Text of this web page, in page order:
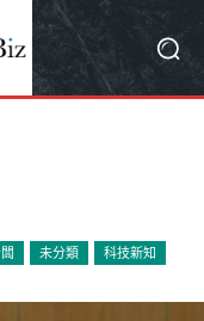
未分類 科技新知